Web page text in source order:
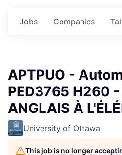
Jobs Companies
APTPUO -
PED3765 H260 -
ANGLAIS À
University of Ottawa
This job is no longer